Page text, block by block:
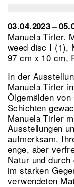
03.04.2023 –
Manuela Tirler.
weed disc I (1),
97 cm x 10 cm,
In der
Manuela Tirler
Ölgemälden
Schichten
Manuela Tirler
Ausstellungen
aufmerksam.
enge, aber
Natur und
im starken
verwendeten